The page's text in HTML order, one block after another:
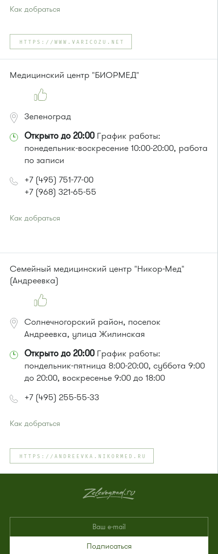
Как добраться
Автобусы № 15, 32.
Маршрутка № 460м, 720м
или до остановки"Рынок":
Маршрутка № 460м, 720м
HTTPS://WWW.VARICOZU.NET
Медицинский центр "БИОРМЕД"
Зеленоград
Открыто до 20:00График работы:
понедельник-воскресение 10:00-20:00, работа
по записи
+7 (495) 751-77-00
+7 (968) 321-65-55
Как добраться
или до остановки"Муравская улица":
Автобусы № 2, 32, 240, 266, 575, 736, 741.
Маршрутка № 460м, 479м, 707м
Семейный медицинский центр "Никор-Мед"
(Андреевка)
Солнечногорский район, поселок
Андреевка, улица Жилинская
Открыто до 20:00График работы:
пондельник-пятница 8:00-20:00, суббота 9:00
до 20:00, воскресенье 9:00 до 18:00
+7 (495) 255-55-33
Как добраться
Автобусы № 357, 374, 495, 497.
Маршрутка № 495, 497
или до остановки"Андреевка":
Маршрутка № 495, 497
HTTPS://ANDREEVKA.NIKORMED.RU
Подписаться